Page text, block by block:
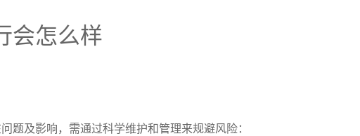
会怎么样
题及影响，需通过科学维护和管理来规避风险：